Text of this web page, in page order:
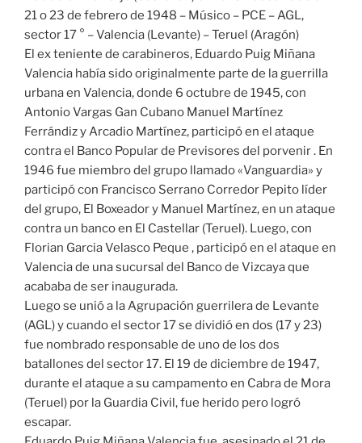
21 o 23 de febrero de 1948 – Músico – PCE – AGL,
sector 17 ° – Valencia (Levante) – Teruel (Aragón)
El ex teniente de carabineros, Eduardo Puig Miñana
Valencia había sido originalmente parte de la guerrilla
urbana en Valencia, donde 6 octubre de 1945, con
Antonio Vargas Gan Cubano Manuel Martínez
Ferrándiz y Arcadio Martínez, participó en el ataque
contra el Banco Popular de Previsores del porvenir . En
1946 fue miembro del grupo llamado «Vanguardia» y
participó con Francisco Serrano Corredor Pepito líder
del grupo, El Boxeador y Manuel Martínez, en un ataque
contra un banco en El Castellar (Teruel). Luego, con
Florian Garcia Velasco Peque , participó en el ataque en
Valencia de una sucursal del Banco de Vizcaya que
acababa de ser inaugurada.
Luego se unió a la Agrupación guerrilera de Levante
(AGL) y cuando el sector 17 se dividió en dos (17 y 23)
fue nombrado responsable de uno de los dos
batallones del sector 17. El 19 de diciembre de 1947,
durante el ataque a su campamento en Cabra de Mora
(Teruel) por la Guardia Civil, fue herido pero logró
escapar.